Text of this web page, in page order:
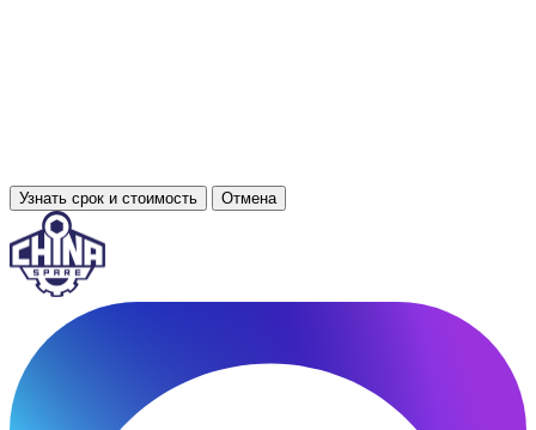
Узнать срок и стоимость Отмена